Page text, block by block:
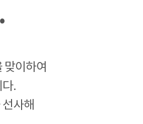
맞이하여
.
사해